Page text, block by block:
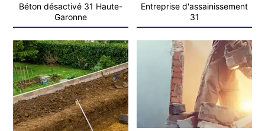
Béton désactivé 31 Haute-
Garonne
Entreprise d'assainissement
31